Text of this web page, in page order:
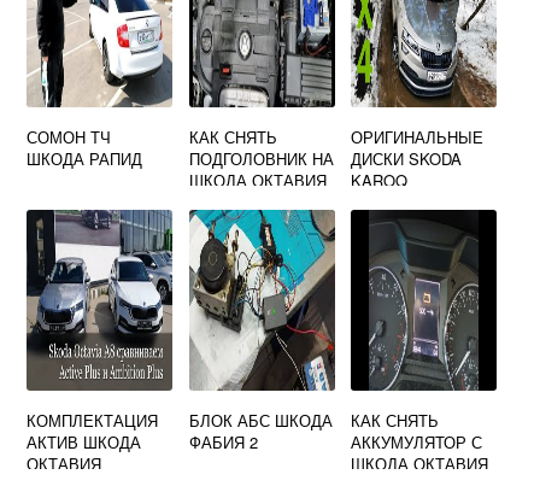
СОМОН ТЧ
ШКОДА РАПИД
КАК СНЯТЬ
ПОДГОЛОВНИК НА
ШКОДА ОКТАВИЯ
ОРИГИНАЛЬНЫЕ
ДИСКИ SKODA
KAROQ
КОМПЛЕКТАЦИЯ
АКТИВ ШКОДА
ОКТАВИЯ
БЛОК АБС ШКОДА
ФАБИЯ 2
КАК СНЯТЬ
АККУМУЛЯТОР С
ШКОДА ОКТАВИЯ